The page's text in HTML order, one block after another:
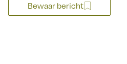
Bewaar bericht